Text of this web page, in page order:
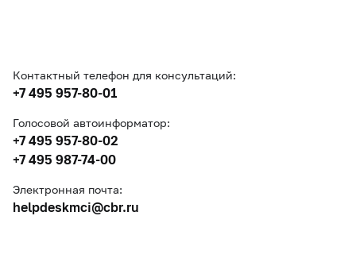
Контактный телефон для консультаций:
+7 495 957-80-01
Голосовой автоинформатор:
+7 495 957-80-02
+7 495 987-74-00
Электронная почта:
helpdeskmci@cbr.ru